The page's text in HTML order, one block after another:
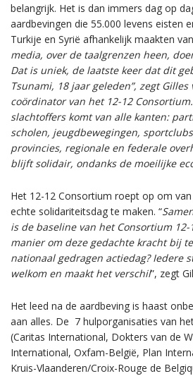
belangrijk. Het is dan immers dag op
aardbevingen die 55.000 levens eisten
Turkije en Syrië afhankelijk maakten
media, over de taalgrenzen heen,
Dat is uniek, de laatste keer dat dit
Tsunami, 18 jaar geleden”, zegt Gilles
coördinator van het 12-12
slachtoffers komt van alle kanten:
scholen, jeugdbewegingen,
provincies, regionale en federale
blijft solidair, ondanks de moeilijke
Het 12-12 Consortium roept op om
echte solidariteitsdag te maken. “
is de baseline van het Consortium
manier om deze gedachte kracht bij
nationaal gedragen actiedag? Iedere
welkom en maakt het verschil”, zegt
Het leed na de aardbeving is haast
aan alles. De 7 hulporganisaties van
(Caritas International, Dokters van de
International, Oxfam-België, Plan
Kruis-Vlaanderen/Croix-Rouge de